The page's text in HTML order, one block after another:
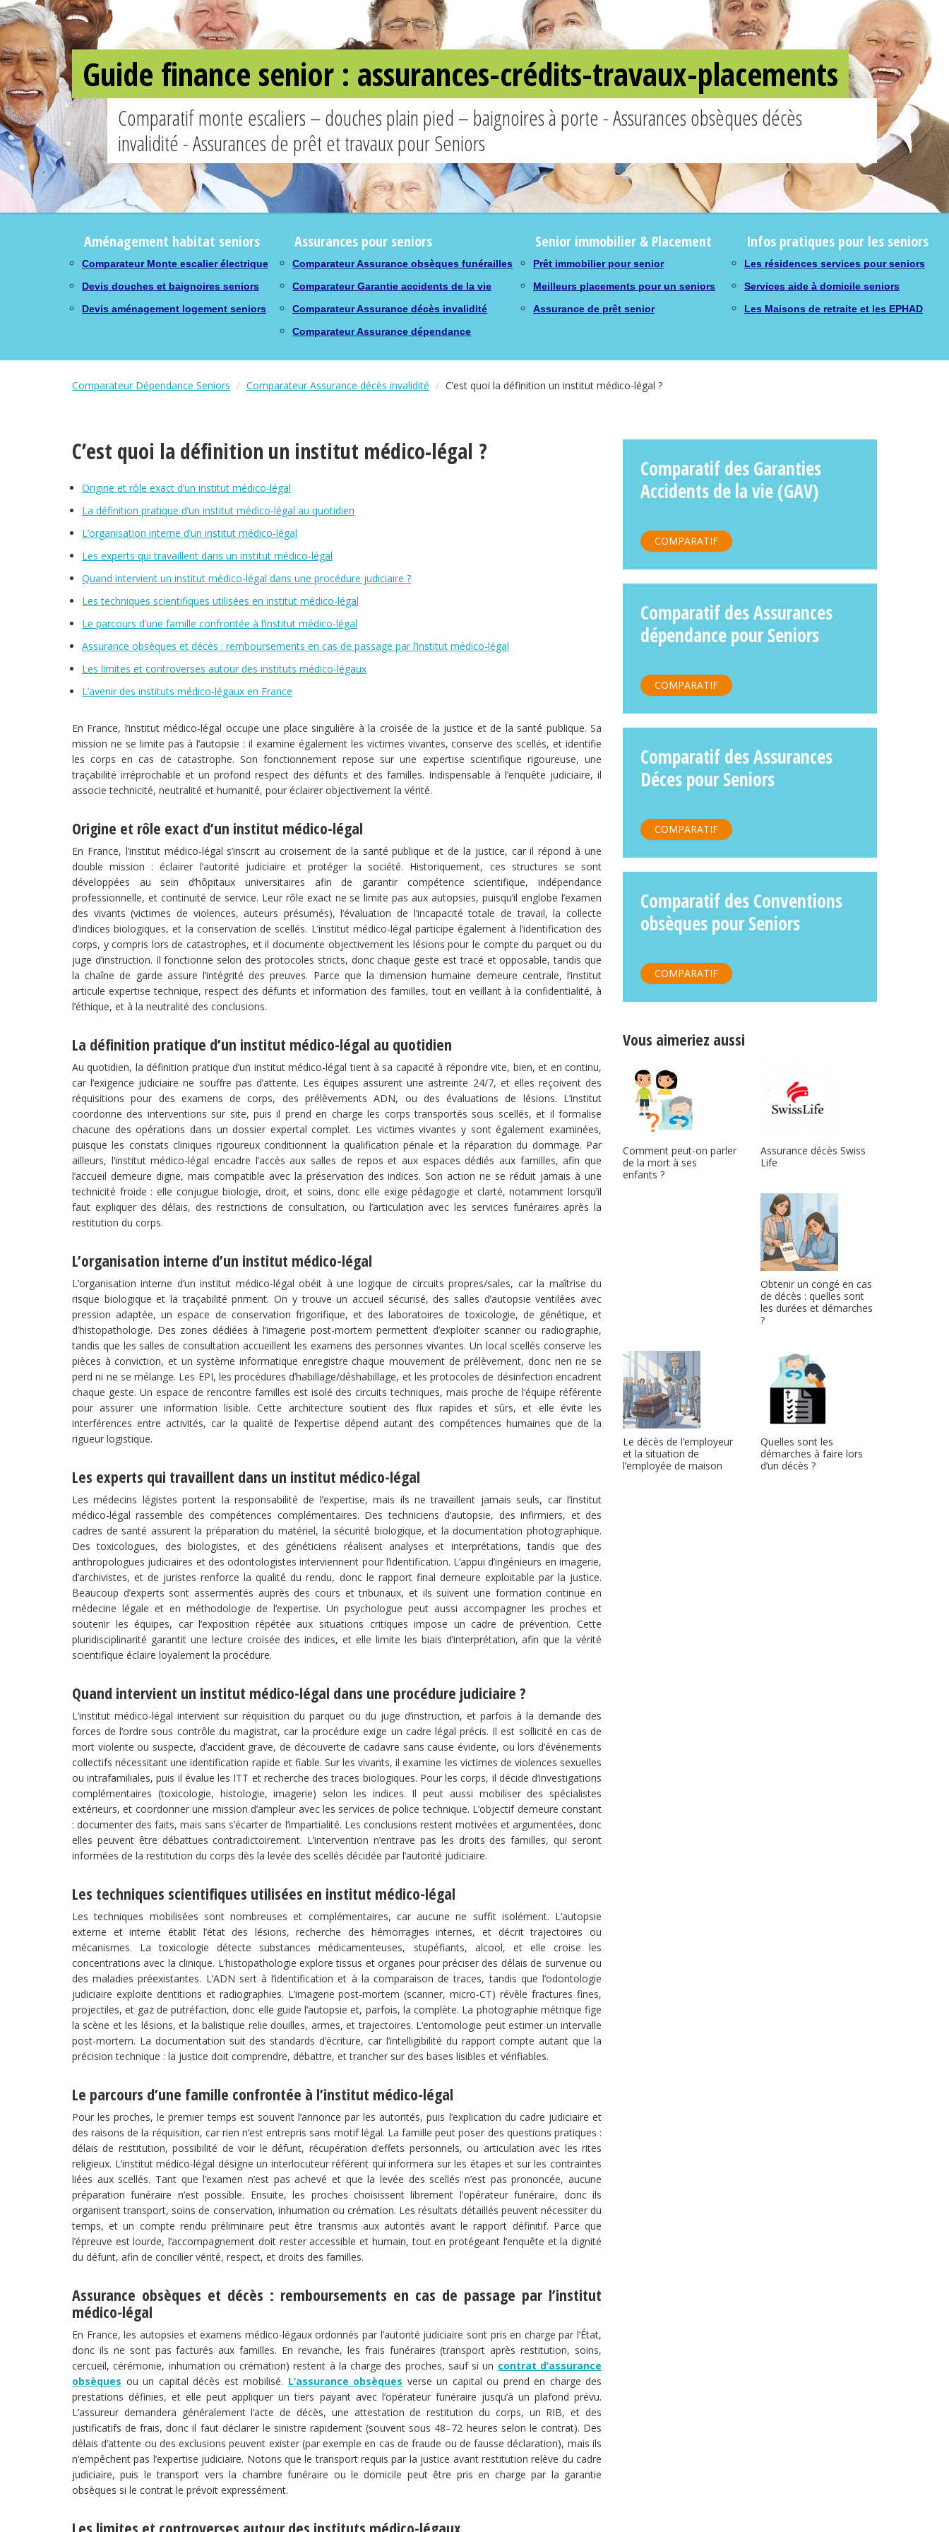
Guide finance senior : assurances-crédits-travaux-placements
Comparatif monte escaliers – douches plain pied – baignoires à porte - Assurances obsèques décès
invalidité - Assurances de prêt et travaux pour Seniors
Aménagement habitat seniors
Comparateur Monte escalier électrique
Devis douches et baignoires seniors
Devis aménagement logement seniors
Assurances pour seniors
Comparateur Assurance obsèques funérailles
Comparateur Garantie accidents de la vie
Comparateur Assurance décès invalidité
Comparateur Assurance dépendance
Senior immobilier & Placement
Prêt immobilier pour senior
Meilleurs placements pour un seniors
Assurance de prêt senior
Infos pratiques pour les seniors
Les résidences services pour seniors
Services aide à domicile seniors
Les Maisons de retraite et les EPHAD
Comparateur Dépendance Seniors Comparateur Assurance décès invalidité C’est quoi la définition un institut médico-légal ?
C’est quoi la définition un institut médico-légal ?
Origine et rôle exact d’un institut médico-légal
La définition pratique d’un institut médico-légal au quotidien
L’organisation interne d’un institut médico-légal
Les experts qui travaillent dans un institut médico-légal
Quand intervient un institut médico-légal dans une procédure judiciaire ?
Les techniques scientifiques utilisées en institut médico-légal
Le parcours d’une famille confrontée à l’institut médico-légal
Assurance obsèques et décès : remboursements en cas de passage par l’institut médico-légal
Les limites et controverses autour des instituts médico-légaux
L’avenir des instituts médico-légaux en France
En France, l’institut médico-légal occupe une place singulière à la croisée de la justice et de la santé publique. Sa
mission ne se limite pas à l’autopsie : il examine également les victimes vivantes, conserve des scellés, et identifie
les corps en cas de catastrophe. Son fonctionnement repose sur une expertise scientifique rigoureuse, une
traçabilité irréprochable et un profond respect des défunts et des familles. Indispensable à l’enquête judiciaire, il
associe technicité, neutralité et humanité, pour éclairer objectivement la vérité.
Origine et rôle exact d’un institut médico-légal
En France, l’institut médico-légal s’inscrit au croisement de la santé publique et de la justice, car il répond à une
double mission : éclairer l’autorité judiciaire et protéger la société. Historiquement, ces structures se sont
développées au sein d’hôpitaux universitaires afin de garantir compétence scientifique, indépendance
professionnelle, et continuité de service. Leur rôle exact ne se limite pas aux autopsies, puisqu’il englobe l’examen
des vivants (victimes de violences, auteurs présumés), l’évaluation de l’incapacité totale de travail, la collecte
d’indices biologiques, et la conservation de scellés. L’institut médico-légal participe également à l’identification des
corps, y compris lors de catastrophes, et il documente objectivement les lésions pour le compte du parquet ou du
juge d’instruction. Il fonctionne selon des protocoles stricts, donc chaque geste est tracé et opposable, tandis que
la chaîne de garde assure l’intégrité des preuves. Parce que la dimension humaine demeure centrale, l’institut
articule expertise technique, respect des défunts et information des familles, tout en veillant à la confidentialité, à
l’éthique, et à la neutralité des conclusions.
La définition pratique d’un institut médico-légal au quotidien
Au quotidien, la définition pratique d’un institut médico-légal tient à sa capacité à répondre vite, bien, et en continu,
car l’exigence judiciaire ne souffre pas d’attente. Les équipes assurent une astreinte 24/7, et elles reçoivent des
réquisitions pour des examens de corps, des prélèvements ADN, ou des évaluations de lésions. L’institut
coordonne des interventions sur site, puis il prend en charge les corps transportés sous scellés, et il formalise
chacune des opérations dans un dossier expertal complet. Les victimes vivantes y sont également examinées,
puisque les constats cliniques rigoureux conditionnent la qualification pénale et la réparation du dommage. Par
ailleurs, l’institut médico-légal encadre l’accès aux salles de repos et aux espaces dédiés aux familles, afin que
l’accueil demeure digne, mais compatible avec la préservation des indices. Son action ne se réduit jamais à une
technicité froide : elle conjugue biologie, droit, et soins, donc elle exige pédagogie et clarté, notamment lorsqu’il
faut expliquer des délais, des restrictions de consultation, ou l’articulation avec les services funéraires après la
restitution du corps.
L’organisation interne d’un institut médico-légal
L’organisation interne d’un institut médico-légal obéit à une logique de circuits propres/sales, car la maîtrise du
risque biologique et la traçabilité priment. On y trouve un accueil sécurisé, des salles d’autopsie ventilées avec
pression adaptée, un espace de conservation frigorifique, et des laboratoires de toxicologie, de génétique, et
d’histopathologie. Des zones dédiées à l’imagerie post-mortem permettent d’exploiter scanner ou radiographie,
tandis que les salles de consultation accueillent les examens des personnes vivantes. Un local scellés conserve les
pièces à conviction, et un système informatique enregistre chaque mouvement de prélèvement, donc rien ne se
perd ni ne se mélange. Les EPI, les procédures d’habillage/déshabillage, et les protocoles de désinfection encadrent
chaque geste. Un espace de rencontre familles est isolé des circuits techniques, mais proche de l’équipe référente
pour assurer une information lisible. Cette architecture soutient des flux rapides et sûrs, et elle évite les
interférences entre activités, car la qualité de l’expertise dépend autant des compétences humaines que de la
rigueur logistique.
Les experts qui travaillent dans un institut médico-légal
Les médecins légistes portent la responsabilité de l’expertise, mais ils ne travaillent jamais seuls, car l’institut
médico-légal rassemble des compétences complémentaires. Des techniciens d’autopsie, des infirmiers, et des
cadres de santé assurent la préparation du matériel, la sécurité biologique, et la documentation photographique.
Des toxicologues, des biologistes, et des généticiens réalisent analyses et interprétations, tandis que des
anthropologues judiciaires et des odontologistes interviennent pour l’identification. L’appui d’ingénieurs en imagerie,
d’archivistes, et de juristes renforce la qualité du rendu, donc le rapport final demeure exploitable par la justice.
Beaucoup d’experts sont assermentés auprès des cours et tribunaux, et ils suivent une formation continue en
médecine légale et en méthodologie de l’expertise. Un psychologue peut aussi accompagner les proches et
soutenir les équipes, car l’exposition répétée aux situations critiques impose un cadre de prévention. Cette
pluridisciplinarité garantit une lecture croisée des indices, et elle limite les biais d’interprétation, afin que la vérité
scientifique éclaire loyalement la procédure.
Quand intervient un institut médico-légal dans une procédure judiciaire ?
L’institut médico-légal intervient sur réquisition du parquet ou du juge d’instruction, et parfois à la demande des
forces de l’ordre sous contrôle du magistrat, car la procédure exige un cadre légal précis. Il est sollicité en cas de
mort violente ou suspecte, d’accident grave, de découverte de cadavre sans cause évidente, ou lors d’événements
collectifs nécessitant une identification rapide et fiable. Sur les vivants, il examine les victimes de violences sexuelles
ou intrafamiliales, puis il évalue les ITT et recherche des traces biologiques. Pour les corps, il décide d’investigations
complémentaires (toxicologie, histologie, imagerie) selon les indices. Il peut aussi mobiliser des spécialistes
extérieurs, et coordonner une mission d’ampleur avec les services de police technique. L’objectif demeure constant
: documenter des faits, mais sans s’écarter de l’impartialité. Les conclusions restent motivées et argumentées, donc
elles peuvent être débattues contradictoirement. L’intervention n’entrave pas les droits des familles, qui seront
informées de la restitution du corps dès la levée des scellés décidée par l’autorité judiciaire.
Les techniques scientifiques utilisées en institut médico-légal
Les techniques mobilisées sont nombreuses et complémentaires, car aucune ne suffit isolément. L’autopsie
externe et interne établit l’état des lésions, recherche des hémorragies internes, et décrit trajectoires ou
mécanismes. La toxicologie détecte substances médicamenteuses, stupéfiants, alcool, et elle croise les
concentrations avec la clinique. L’histopathologie explore tissus et organes pour préciser des délais de survenue ou
des maladies préexistantes. L’ADN sert à l’identification et à la comparaison de traces, tandis que l’odontologie
judiciaire exploite dentitions et radiographies. L’imagerie post-mortem (scanner, micro-CT) révèle fractures fines,
projectiles, et gaz de putréfaction, donc elle guide l’autopsie et, parfois, la complète. La photographie métrique fige
la scène et les lésions, et la balistique relie douilles, armes, et trajectoires. L’entomologie peut estimer un intervalle
post-mortem. La documentation suit des standards d’écriture, car l’intelligibilité du rapport compte autant que la
précision technique : la justice doit comprendre, débattre, et trancher sur des bases lisibles et vérifiables.
Le parcours d’une famille confrontée à l’institut médico-légal
Pour les proches, le premier temps est souvent l’annonce par les autorités, puis l’explication du cadre judiciaire et
des raisons de la réquisition, car rien n’est entrepris sans motif légal. La famille peut poser des questions pratiques :
délais de restitution, possibilité de voir le défunt, récupération d’effets personnels, ou articulation avec les rites
religieux. L’institut médico-légal désigne un interlocuteur référent qui informera sur les étapes et sur les contraintes
liées aux scellés. Tant que l’examen n’est pas achevé et que la levée des scellés n’est pas prononcée, aucune
préparation funéraire n’est possible. Ensuite, les proches choisissent librement l’opérateur funéraire, donc ils
organisent transport, soins de conservation, inhumation ou crémation. Les résultats détaillés peuvent nécessiter du
temps, et un compte rendu préliminaire peut être transmis aux autorités avant le rapport définitif. Parce que
l’épreuve est lourde, l’accompagnement doit rester accessible et humain, tout en protégeant l’enquête et la dignité
du défunt, afin de concilier vérité, respect, et droits des familles.
Assurance obsèques et décès : remboursements en cas de passage par l’institut
médico-légal
En France, les autopsies et examens médico-légaux ordonnés par l’autorité judiciaire sont pris en charge par l’État,
donc ils ne sont pas facturés aux familles. En revanche, les frais funéraires (transport après restitution, soins,
cercueil, cérémonie, inhumation ou crémation) restent à la charge des proches, sauf si un contrat d’assurance
obsèques ou un capital décès est mobilisé. L’assurance obsèques verse un capital ou prend en charge des
prestations définies, et elle peut appliquer un tiers payant avec l’opérateur funéraire jusqu’à un plafond prévu.
L’assureur demandera généralement l’acte de décès, une attestation de restitution du corps, un RIB, et des
justificatifs de frais, donc il faut déclarer le sinistre rapidement (souvent sous 48–72 heures selon le contrat). Des
délais d’attente ou des exclusions peuvent exister (par exemple en cas de fraude ou de fausse déclaration), mais ils
n’empêchent pas l’expertise judiciaire. Notons que le transport requis par la justice avant restitution relève du cadre
judiciaire, puis le transport vers la chambre funéraire ou le domicile peut être pris en charge par la garantie
obsèques si le contrat le prévoit expressément.
Les limites et controverses autour des instituts médico-légaux
Comparatif des Garanties
Accidents de la vie (GAV)
COMPARATIF
Comparatif des Assurances
dépendance pour Seniors
COMPARATIF
Comparatif des Assurances
Déces pour Seniors
COMPARATIF
Comparatif des Conventions
obsèques pour Seniors
COMPARATIF
Vous aimeriez aussi
Comment peut-on parler
de la mort à ses
enfants ?
Assurance décès Swiss
Life
Obtenir un congé en cas
de décès : quelles sont
les durées et démarches
?
Le décès de l’employeur
et la situation de
l’employée de maison
Quelles sont les
démarches à faire lors
d’un décès ?